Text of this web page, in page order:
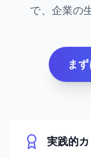
で、企業の
ま
実践的